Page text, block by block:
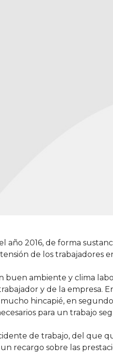
año 2016, de forma
de los trabajadores
buen ambiente y clima
y de la empresa.
hincapié, en
para un trabajo
de trabajo, del que
recargo sobre las